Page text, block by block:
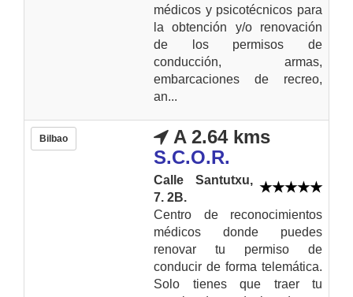
médicos y psicotécnicos para
la obtención y/o renovación
de los permisos de
conducción, armas,
embarcaciones de recreo,
an...
Bilbao
A 2.64 kms
S.C.O.R.
Calle Santutxu,
7. 2B.
Centro de reconocimientos
médicos donde puedes
renovar tu permiso de
conducir de forma telemática.
Solo tienes que traer tu